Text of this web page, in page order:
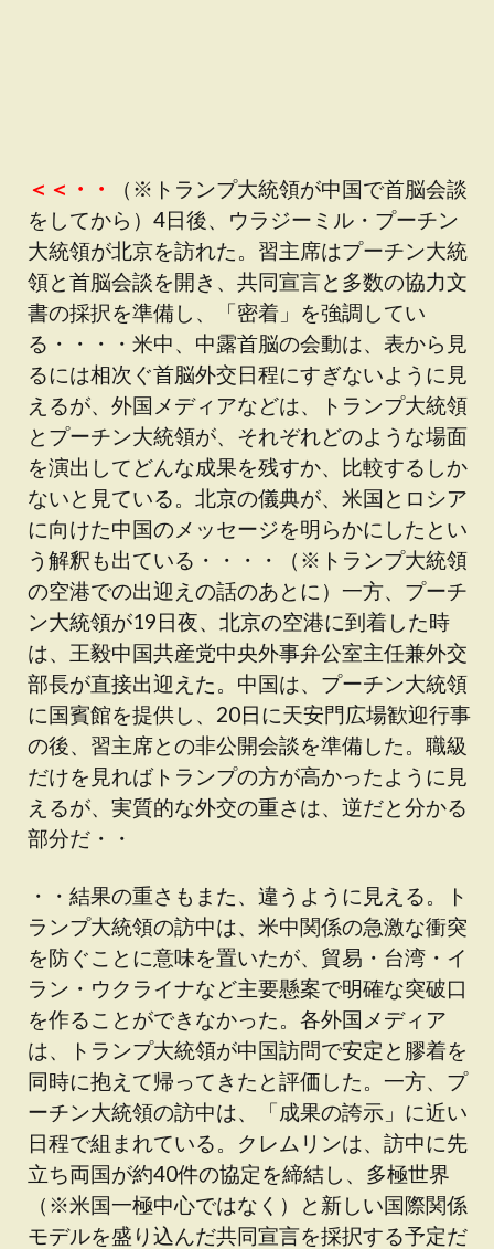
＜＜・・
（※トランプ大統領が中国で首脳会談
をしてから）4日後、ウラジーミル・プーチン
大統領が北京を訪れた。習主席はプーチン大統
領と首脳会談を開き、共同宣言と多数の協力文
書の採択を準備し、「密着」を強調してい
る・・・・米中、中露首脳の会動は、表から見
るには相次ぐ首脳外交日程にすぎないように見
えるが、外国メディアなどは、トランプ大統領
とプーチン大統領が、それぞれどのような場面
を演出してどんな成果を残すか、比較するしか
ないと見ている。北京の儀典が、米国とロシア
に向けた中国のメッセージを明らかにしたとい
う解釈も出ている・・・・（※トランプ大統領
の空港での出迎えの話のあとに）一方、プーチ
ン大統領が19日夜、北京の空港に到着した時
は、王毅中国共産党中央外事弁公室主任兼外交
部長が直接出迎えた。中国は、プーチン大統領
に国賓館を提供し、20日に天安門広場歓迎行事
の後、習主席との非公開会談を準備した。職級
だけを見ればトランプの方が高かったように見
えるが、実質的な外交の重さは、逆だと分かる
部分だ・・
・・結果の重さもまた、違うように見える。ト
ランプ大統領の訪中は、米中関係の急激な衝突
を防ぐことに意味を置いたが、貿易・台湾・イ
ラン・ウクライナなど主要懸案で明確な突破口
を作ることができなかった。各外国メディア
は、トランプ大統領が中国訪問で安定と膠着を
同時に抱えて帰ってきたと評価した。一方、プ
ーチン大統領の訪中は、「成果の誇示」に近い
日程で組まれている。クレムリンは、訪中に先
立ち両国が約40件の協定を締結し、多極世界
（※米国一極中心ではなく）と新しい国際関係
モデルを盛り込んだ共同宣言を採択する予定だ